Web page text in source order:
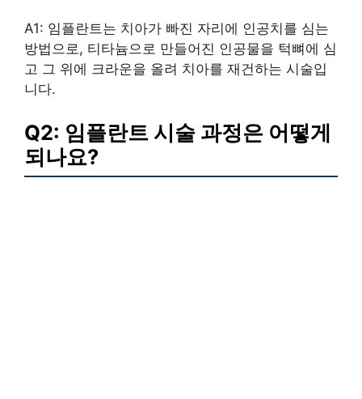
A1: 임플란트는 치아가 빠진 자리에 인공치를 심는
방법으로, 티타늄으로 만들어진 인공물을 턱뼈에 심
고 그 위에 크라운을 올려 치아를 재건하는 시술입
니다.
Q2: 임플란트 시술 과정은 어떻게
되나요?